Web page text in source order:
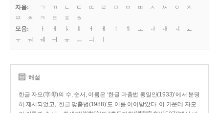
자음: ㄱ ㄲ ㄴ ㄷ ㄸ ㄹ ㅁ ㅂ ㅃ ㅅ ㅆ ㅇ
ㅈ
ㅉ
ㅊ ㅋ ㅌ ㅍ
ㅎ
모음:
ㅏ ㅐ ㅑ ㅒ ㅓ ㅔ ㅕ ㅖ ㅗ ㅘ ㅙ ㅚ
ㅛ
ㅜ
ㅝ ㅞ ㅟ ㅠ ㅡ ㅢ
해설
한글 자모(字母)의 수, 순서, 이름은 ‘한글 마춤법 통일안(1933)’에서 분명
히 제시되었고, ‘한글 맞춤법(1988)’도 이를 이어받았다. 이 가운데 자모